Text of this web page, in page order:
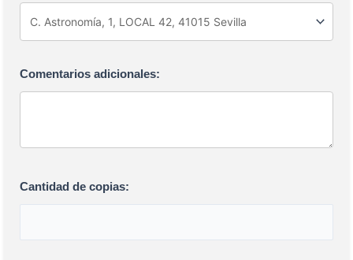
Comentarios adicionales:
Cantidad de copias: